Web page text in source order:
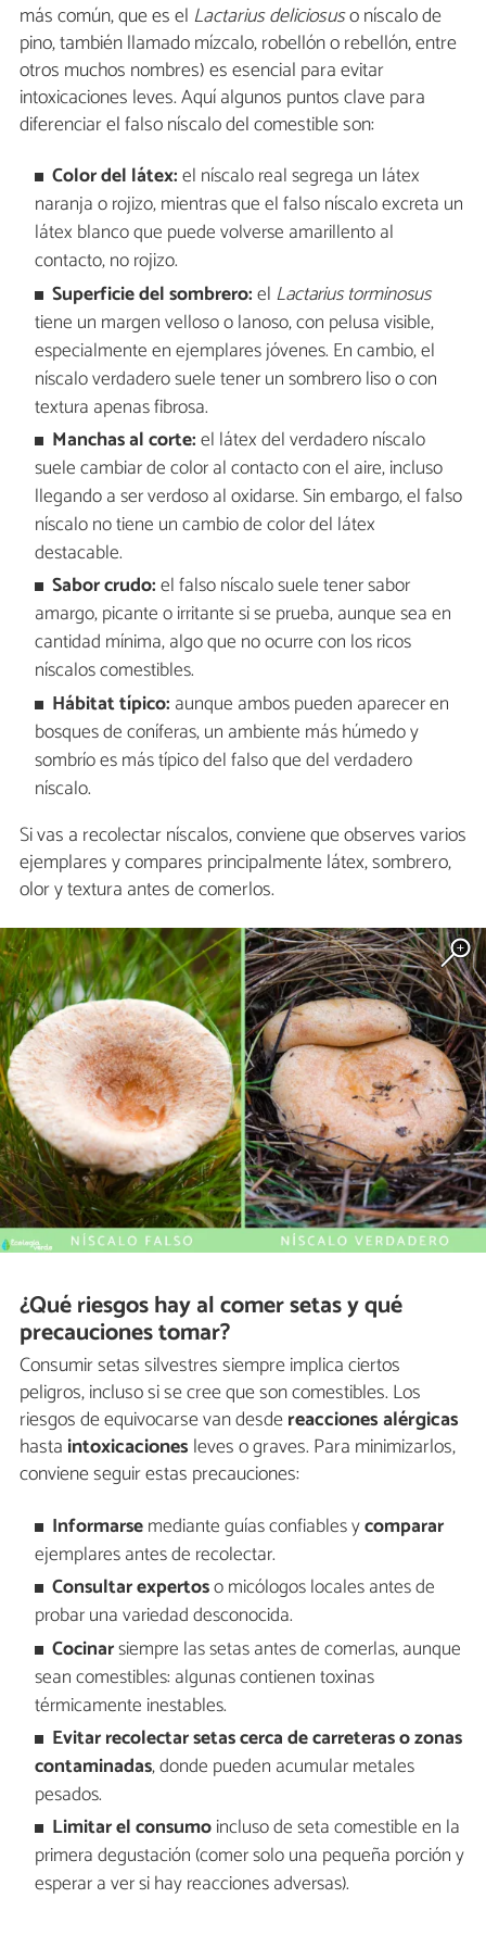
más común, que es el Lactarius deliciosuso níscalo de
pino, también llamado mízcalo,​ robellón o​ rebellón, entre
otros muchos nombres) es esencial para evitar
intoxicaciones leves. Aquí algunos puntos clave para
diferenciar el falso níscalo del comestible son:
Color del látex:el níscalo real segrega un látex
naranja o rojizo, mientras que el falso níscalo excreta un
látex blanco que puede volverse amarillento al
contacto, no rojizo.
Superficie del sombrero:el Lactarius torminosus
tiene un margen velloso o lanoso, con pelusa visible,
especialmente en ejemplares jóvenes. En cambio, el
níscalo verdadero suele tener un sombrero liso o con
textura apenas fibrosa.
Manchas al corte:el látex del verdadero níscalo
suele cambiar de color al contacto con el aire, incluso
llegando a ser verdoso al oxidarse. Sin embargo, el falso
níscalo no tiene un cambio de color del látex
destacable.
Sabor crudo:el falso níscalo suele tener sabor
amargo, picante o irritante si se prueba, aunque sea en
cantidad mínima, algo que no ocurre con los ricos
níscalos comestibles.
Hábitat típico: aunque ambos pueden aparecer en
bosques de coníferas, un ambiente más húmedo y
sombrío es más típico del falso que del verdadero
níscalo.
Si vas a recolectar níscalos, conviene que observes varios
ejemplares y compares principalmente látex, sombrero,
olor y textura antes de comerlos.
¿Qué riesgos hay al comer setas y qué
precauciones tomar?
Consumir setas silvestres siempre implica ciertos
peligros, incluso si se cree que son comestibles. Los
riesgos de equivocarse van desdereacciones alérgicas
hasta intoxicaciones leves o graves. Para minimizarlos,
conviene seguir estas precauciones:
Informarsemediante guías confiables ycomparar
ejemplares antes de recolectar.
Consultar expertoso micólogos locales antes de
probar una variedad desconocida.
Cocinarsiempre las setas antes de comerlas, aunque
sean comestibles: algunas contienen toxinas
térmicamente inestables.
Evitar recolectar setas cerca de carreteras o zonas
contaminadas, donde pueden acumular metales
pesados.
Limitar el consumoincluso de seta comestible en la
primera degustación (comer solo una pequeña porción y
esperar a ver si hay reacciones adversas).